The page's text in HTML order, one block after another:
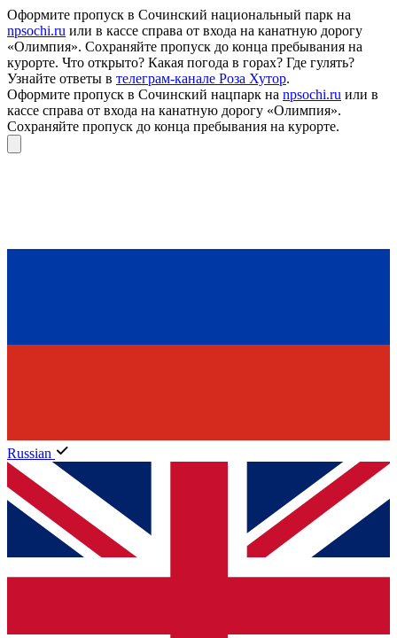
Оформите пропуск в Сочинский национальный парк на
npsochi.ru или в кассе справа от входа на канатную дорогу
«Олимпия». Сохраняйте пропуск до конца пребывания на
курорте. Что открыто? Какая погода в горах? Где гулять?
Узнайте ответы в телеграм-канале Роза Хутор.
Оформите пропуск в Сочинский нацпарк на npsochi.ru или в
кассе справа от входа на канатную дорогу «Олимпия».
Сохраняйте пропуск до конца пребывания на курорте.
Russian